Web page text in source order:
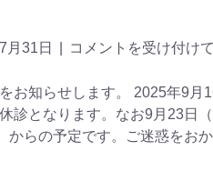
月31日 コメントを受け付け
お知らせします。 2025年9月
診となります。なお9月23日
からの予定です。ご迷惑をお